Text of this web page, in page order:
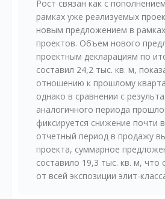
Рост связан как с
рамках уже реализуемых
новым предложением в
проектов. Объем нового
проектным декларациям по
составил 24,2 тыс. кв. м,
отношению к прошлому
однако в сравнении с
аналогичного периода
фиксируется снижение почти
отчетный период в продажу
проекта, суммарное
составило 19,3 тыс. кв. м, что
от всей экспозиции элит-